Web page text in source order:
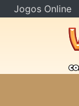
Jogos Online